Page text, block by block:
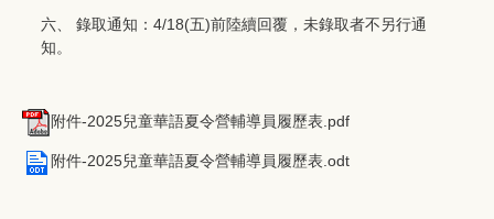
六、 錄取通知：4/18(五)前陸續回覆，未錄取者不另行通
知。
附件-2025兒童華語夏令營輔導員履歷表.pdf
附件-2025兒童華語夏令營輔導員履歷表.odt